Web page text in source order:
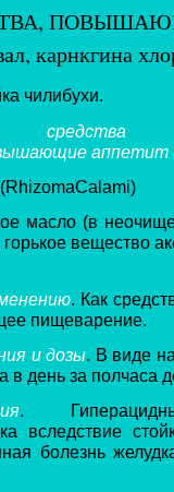
карнкгина
чилибухи.
средства
аппетит
масло (в
вещество
. Как
пищеварение.
и дозы. В виде
в день за полчаса
.
вследствие
болезнь